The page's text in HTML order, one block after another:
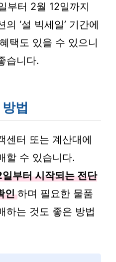
부터 2월 12일까지
‘설 빅세일’ 기간에
택도 있을 수 있으니
습니다.
법
센터 또는 계산대에
할 수 있습니다.
부터 시작되는 전단
인 하며 필요한 물품
하는 것도 좋은 방법